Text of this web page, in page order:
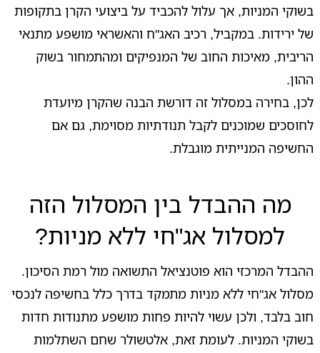
בשוקי המניות, אך עלול להכביד על ביצועי הקרן בתקופות
של ירידות. במקביל, רכיב האג"ח והאשראי מושפע מתנאי
הריבית, מאיכות החוב של המנפיקים ומהתמחור בשוק
ההון.
לכן, בחירה במסלול זה דורשת הבנה שהקרן מיועדת
לחוסכים שמוכנים לקבל תנודתיות מסוימת, גם אם
החשיפה המנייתית מוגבלת.
מה ההבדל בין המסלול הזה
למסלול אג"חי ללא מניות?
ההבדל המרכזי הוא פוטנציאל התשואה מול רמת הסיכון.
מסלול אג"חי ללא מניות מתמקד בדרך כלל בחשיפה לנכסי
חוב בלבד, ולכן עשוי להיות פחות מושפע מתנודות חדות
בשוקי המניות. לעומת זאת, אלטשולר שחם השתלמות